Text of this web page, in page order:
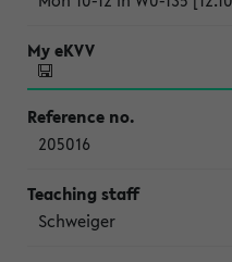
205016
Schweiger